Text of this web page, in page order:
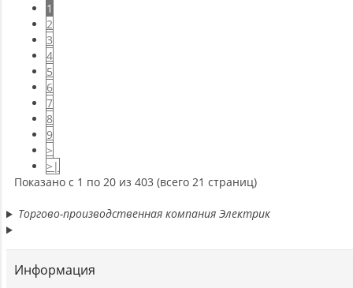
1
2
3
4
5
6
7
8
9
>
>|
Показано с 1 по 20 из 403 (всего 21 страниц)
Торгово-производственная компания Электрик
Информация